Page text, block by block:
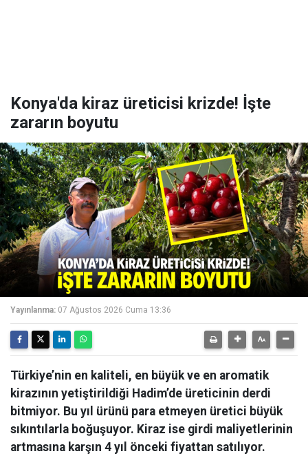
Konya'da kiraz üreticisi krizde! İşte
zararın boyutu
Yayınlanma: 07 Ağustos 2026 Cuma 13:36
Türkiye’nin en kaliteli, en büyük ve en aromatik
kirazının yetiştirildiği Hadim’de üreticinin derdi
bitmiyor. Bu yıl ürünü para etmeyen üretici büyük
sıkıntılarla boğuşuyor. Kiraz ise girdi maliyetlerinin
artmasına karşın 4 yıl önceki fiyattan satılıyor.